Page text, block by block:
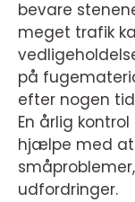
bevare
meget trafik
på
efter nogen
En årlig
hjælpe med
udfordringer.